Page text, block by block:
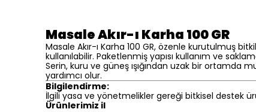
Masale Akır-ı Karha 100 GR
Masale Akır-ı Karha 100 GR, özenle kurutulmuş
kullanılabilir. Paketlenmiş yapısı kullanım ve
Serin, kuru ve güneş ışığından uzak bir ortamda
yardımcı olur.
Bilgilendirme:
İlgili yasa ve yönetmelikler gereği bitkisel destek
Ürünlerimiz il